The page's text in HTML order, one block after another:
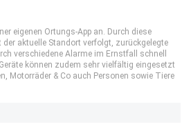
eigenen Ortungs-App an. Durch diese
aktuelle Standort verfolgt, zurückgelegte
verschiedene Alarme im Ernstfall schnell
können zudem sehr vielfältig eingesetzt
Motorräder & Co auch Personen sowie Tiere